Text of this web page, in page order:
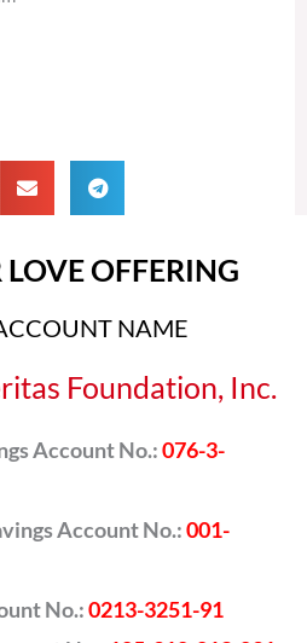
OFFERING
NAME
Foundation, Inc.
Account No.:076-3-
Account No.:001-
No.:0213-3251-91